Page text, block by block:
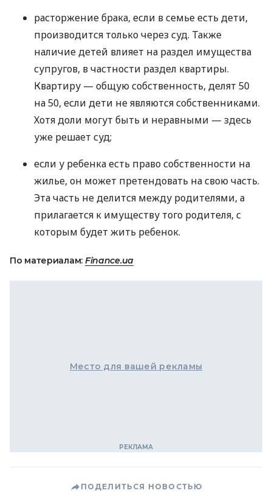
расторжение брака, если в семье есть дети,
производится только через суд. Также
наличие детей влияет на раздел имущества
супругов, в частности раздел квартиры.
Квартиру — общую собственность, делят 50
на 50, если дети не являются собственниками.
Хотя доли могут быть и неравными — здесь
уже решает суд;
если у ребенка есть право собственности на
жилье, он может претендовать на свою часть.
Эта часть не делится между родителями, а
прилагается к имуществу того родителя, с
которым будет жить ребенок.
По материалам: Finance.ua
Место для вашей рекламы
ПОДЕЛИТЬСЯ НОВОСТЬЮ